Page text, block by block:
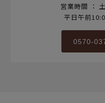
営業時間 ：
平日午前
0570-